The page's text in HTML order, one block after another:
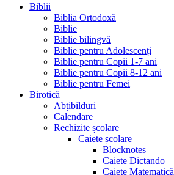
Biblii
Biblia Ortodoxă
Biblie
Biblie bilingvă
Biblie pentru Adolescenți
Biblie pentru Copii 1-7 ani
Biblie pentru Copii 8-12 ani
Biblie pentru Femei
Birotică
Abțibilduri
Calendare
Rechizite școlare
Caiete școlare
Blocknotes
Caiete Dictando
Caiete Matematică